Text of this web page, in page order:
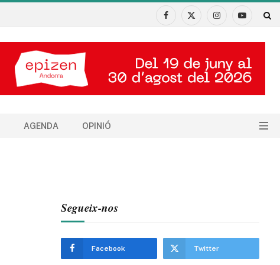
Facebook
X
InstagramYouTube
AGENDA OPINIÓ
Segueix-nos
Facebook Twitter